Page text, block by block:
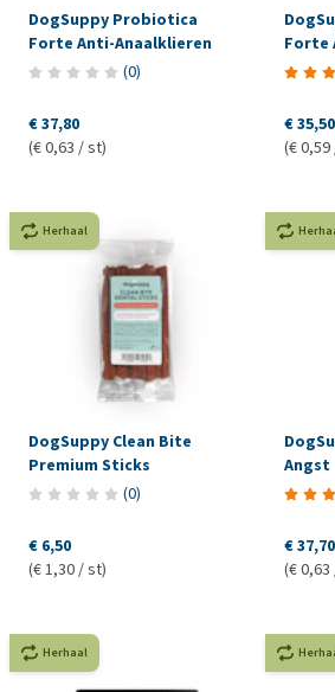
DogSuppy Probiotica
Forte Anti-Anaalklieren
(0)
€ 37,80
(€ 0,63 / st)
Forte
€ 35,50
(€
Herhaal
DogSuppy Clean Bite
Premium Sticks
(0)
€ 6,50
(€ 1,30 / st)
Angst
€ 37,70
(€
Herhaal